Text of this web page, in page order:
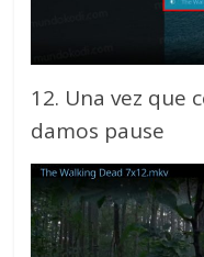
12. Una vez que
damos pause